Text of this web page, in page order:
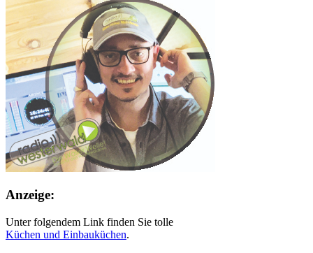
Anzeige:
Unter folgendem Link finden Sie tolle
Küchen und Einbauküchen.